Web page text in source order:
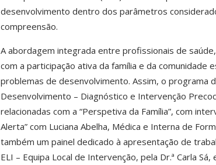
desenvolvimento dentro dos parâmetros
compreensão.
A abordagem integrada entre profissionais de
com a participação ativa da família e da comunidade
problemas de desenvolvimento. Assim, o programa
Desenvolvimento – Diagnóstico e Intervenção
relacionadas com a “Perspetiva da Família”, com
Alerta” com Luciana Abelha, Médica e Interna de
também um painel dedicado à apresentação de
ELI – Equipa Local de Intervenção, pela Dr.ª Carla